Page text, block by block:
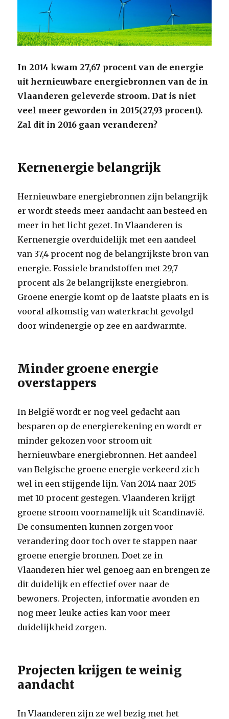
In 2014 kwam 27,67 procent van de energie
uit hernieuwbare energiebronnen van de in
Vlaanderen geleverde stroom. Dat is niet
veel meer geworden in 2015(27,93 procent).
Zal dit in 2016 gaan veranderen?
Kernenergie belangrijk
Hernieuwbare energiebronnen zijn belangrijk
er wordt steeds meer aandacht aan besteed en
meer in het licht gezet. In Vlaanderen is
Kernenergie overduidelijk met een aandeel
van 37,4 procent nog de belangrijkste bron van
energie. Fossiele brandstoffen met 29,7
procent als 2e belangrijkste energiebron.
Groene energie komt op de laatste plaats en is
vooral afkomstig van waterkracht gevolgd
door windenergie op zee en aardwarmte.
Minder groene energie
overstappers
In België wordt er nog veel gedacht aan
besparen op de energierekening en wordt er
minder gekozen voor stroom uit
hernieuwbare energiebronnen. Het aandeel
van Belgische groene energie verkeerd zich
wel in een stijgende lijn. Van 2014 naar 2015
met 10 procent gestegen. Vlaanderen krijgt
groene stroom voornamelijk uit Scandinavië.
De consumenten kunnen zorgen voor
verandering door toch over te stappen naar
groene energie bronnen. Doet ze in
Vlaanderen hier wel genoeg aan en brengen ze
dit duidelijk en effectief over naar de
bewoners. Projecten, informatie avonden en
nog meer leuke acties kan voor meer
duidelijkheid zorgen.
Projecten krijgen te weinig
aandacht
In Vlaanderen zijn ze wel bezig met het